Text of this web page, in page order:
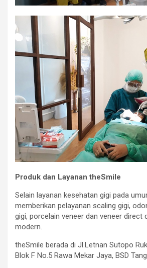
Produk dan Layanan theSmile
Selain layanan kesehatan gigi pada
memberikan pelayanan scaling gigi,
gigi, porcelain veneer dan veneer direct
modern.
theSmile berada di Jl.Letnan Sutopo
Blok F No.5 Rawa Mekar Jaya, BSD